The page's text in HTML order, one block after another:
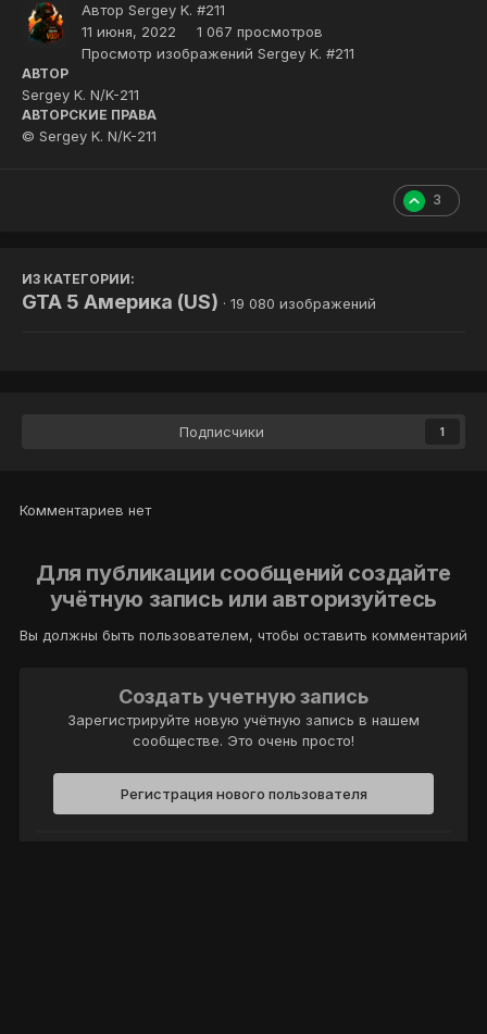
Автор Sergey K. #211
11 июня, 2022
1 067 просмотров
Просмотр изображений Sergey K. #211
АВТОР
Sergey K. N/K-211
АВТОРСКИЕ ПРАВА
© Sergey K. N/K-211
3
ИЗ КАТЕГОРИИ:
GTA 5 Америка (US) · 19 080 изображений
Подписчики 1
Комментариев нет
Для публикации сообщений создайте
учётную запись или авторизуйтесь
Вы должны быть пользователем, чтобы оставить комментарий
Создать учетную запись
Зарегистрируйте новую учётную запись в нашем
сообществе. Это очень просто!
Регистрация нового пользователя